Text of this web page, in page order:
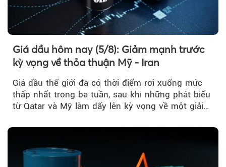
Giá dầu hôm nay (5/8): Giảm mạnh trước
kỳ vọng về thỏa thuận Mỹ - Iran
Giá dầu thế giới đã có thời điểm rơi xuống mức
thấp nhất trong ba tuần, sau khi những phát biểu
từ Qatar và Mỹ làm dấy lên kỳ vọng về một giải
Iran.